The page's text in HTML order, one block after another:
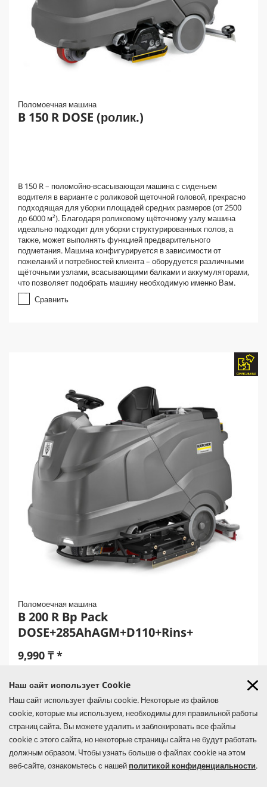
Наш сайт использует Cookie
Наш сайт использует файлы cookie. Некоторые из файлов
cookie, которые мы используем, необходимы для правильной работы
страниц сайта. Вы можете удалить и заблокировать все файлы
cookie с этого сайта, но некоторые страницы сайта не будут работать
должным образом. Чтобы узнать больше о файлах cookie на этом
веб-сайте, ознакомьтесь с нашей политикой конфиденциальности.
Поломоечная машина
B 150 R DOSE (ролик.)
B 150 R – поломойно-всасывающая машина с сиденьем
водителя в варианте с роликовой щеточной головой, прекрасно
подходящая для уборки площадей средних размеров (от 2500
до 6000 м²). Благодаря роликовому щёточному узлу машина
идеально подходит для уборки структурированных полов, а
также, может выполнять функцией предварительного
подметания. Машина конфигурируется в зависимости от
пожеланий и потребностей клиента – оборудуется различными
щёточными узлами, всасывающими балками и аккумуляторами,
что позволяет подобрать машину необходимую именно Вам.
Сравнить
Поломоечная машина
B 200 R Bp Pack
DOSE+285AhAGM+D110+Rins+
9,990 ₸*
Две большие AGM-батареи на 285 Ач в поломоечной машине B
200 R Bp Pack обеспечивают достаточно энергии для
впечатляющих шести часов непрерывной уборки. С 200-
литровыми баками и рабочей шириной 110 см.
Сравнить